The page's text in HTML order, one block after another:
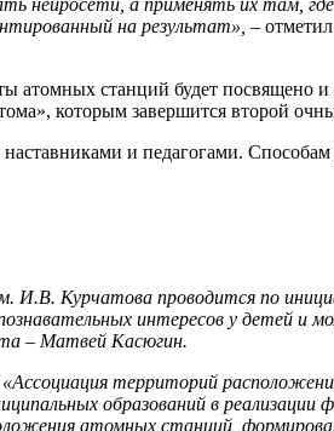
на результат», –
атомных станций будет
которым завершится второй
наставниками и педагогами.
И.В. Курчатова проводится по
интересов у детей
– Матвей Касюгин.
территорий
образований в
атомных станций,